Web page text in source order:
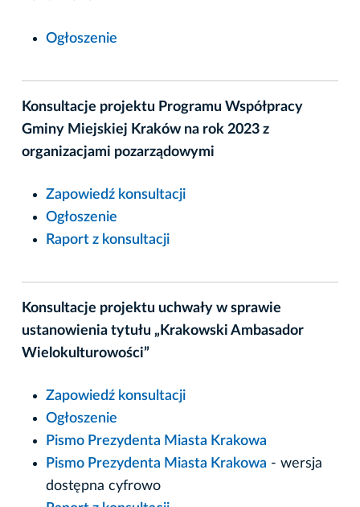
Ogłoszenie
Konsultacje projektu Programu Współpracy
Gminy Miejskiej Kraków na rok 2023 z
organizacjami pozarządowymi
Zapowiedź konsultacji
Ogłoszenie
Raport z konsultacji
Konsultacje projektu uchwały w sprawie
ustanowienia tytułu „Krakowski Ambasador
Wielokulturowości”
Zapowiedź konsultacji
Ogłoszenie
Pismo Prezydenta Miasta Krakowa
Pismo Prezydenta Miasta Krakowa - wersja
dostępna cyfrowo